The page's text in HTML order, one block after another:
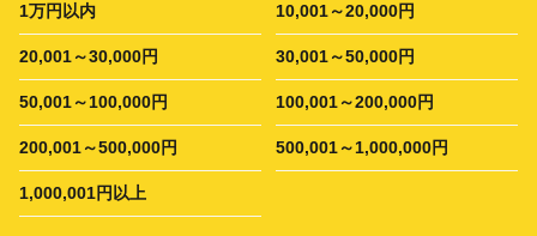
1万円以内 10,001～20,000円
20,001～30,000円 30,001～50,000円
50,001～100,000円 100,001～200,000円
200,001～500,000円 500,001～1,000,000円
1,000,001円以上